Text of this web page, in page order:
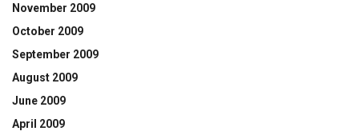
November 2009
October 2009
September 2009
August 2009
June 2009
April 2009